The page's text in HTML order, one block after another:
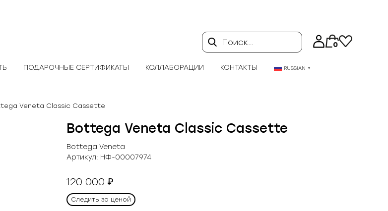
Поиск… 0
ПОДАРОЧНЫЕ СЕРТИФИКАТЫ КОЛЛАБОРАЦИИ КОНТАКТЫ RUSSIAN ▼
Veneta Classic Cassette
Bottega Veneta Classic Cassette
Bottega Veneta
Артикул: НФ-00007974
120 000 ₽
Следить за ценой